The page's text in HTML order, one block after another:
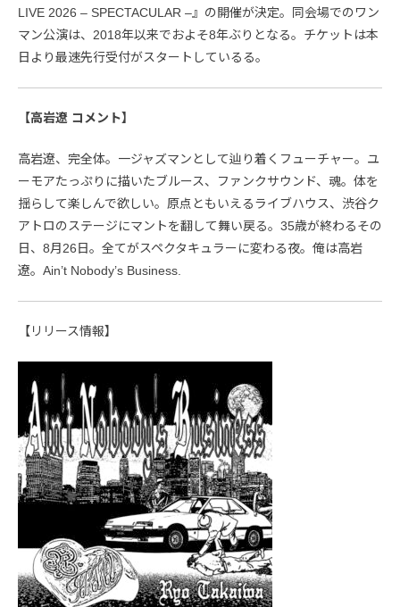
LIVE 2026 – SPECTACULAR –』の開催が決定。同会場でのワン
マン公演は、2018年以来でおよそ8年ぶりとなる。チケットは本
日より最速先行受付がスタートしているる。
【高岩遼 コメント】
高岩遼、完全体。一ジャズマンとして辿り着くフューチャー。ユ
ーモアたっぷりに描いたブルース、ファンクサウンド、魂。体を
揺らして楽しんで欲しい。原点ともいえるライブハウス、渋谷ク
アトロのステージにマントを翻して舞い戻る。35歳が終わるその
日、8月26日。全てがスペクタキュラーに変わる夜。俺は高岩
遼。Ain’t Nobody’s Business.
【リリース情報】